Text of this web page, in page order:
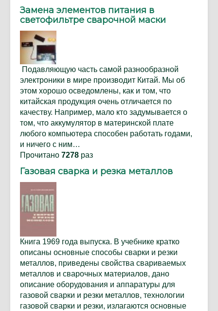
Замена элементов питания в
светофильтре сварочной маски
Подавляющую часть самой разнообразной
электроники в мире производит Китай. Мы об
этом хорошо осведомлены, как и том, что
китайская продукция очень отличается по
качеству. Например, мало кто задумывается о
том, что аккумулятор в материнской плате
любого компьютера способен работать годами,
и ничего с ним…
Прочитано 7278 раз
Газовая сварка и резка металлов
Книга 1969 года выпуска. В учебнике кратко
описаны основные способы сварки и резки
металлов, приведены свойства свариваемых
металлов и сварочных материалов, дано
описание оборудования и аппаратуры для
газовой сварки и резки металлов, технологии
газовой сварки и резки, излагаются основные